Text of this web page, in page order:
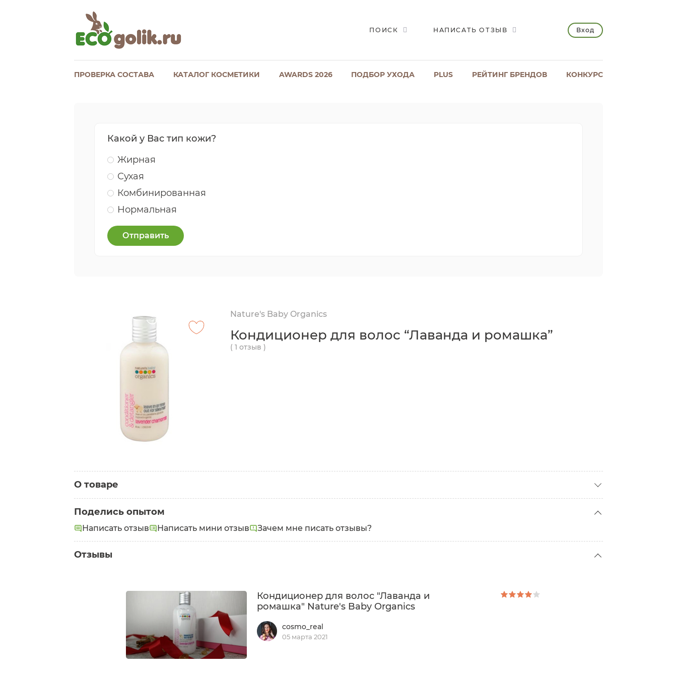
ПОИСК НАПИСАТЬ ОТЗЫВ Вход
ПРОВЕРКА СОСТАВА КАТАЛОГ КОСМЕТИКИ AWARDS 2026 ПОДБОР УХОДА PLUS РЕЙТИНГ БРЕНДОВ КОНКУРС
Какой у Вас тип кожи?
Жирная
Сухая
Комбинированная
Нормальная
Отправить
Nature's Baby Organics
Кондиционер для волос “Лаванда и ромашка”
( 1 отзыв )
О товаре
Поделись опытом
Написать отзыв Написать мини отзыв Зачем мне писать отзывы?
Отзывы
Кондиционер для волос "Лаванда и
ромашка" Nature's Baby Organics
cosmo_real
05 марта 2021